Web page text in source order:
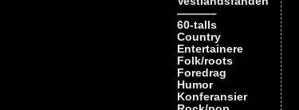
———–
60-talls
Country
Entertainere
Folk/roots
Foredrag
Humor
Konferansier